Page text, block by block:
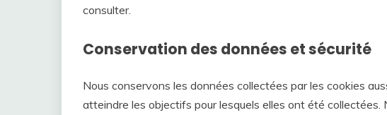
consulter.
Conservation des données et sécurité
Nous conservons les données collectées par les cookies
atteindre les objectifs pour lesquels elles ont été